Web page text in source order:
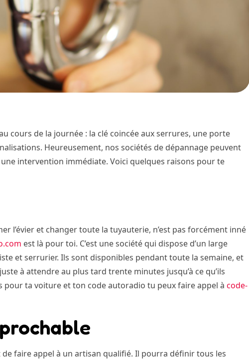
cours de la journée : la clé coincée aux serrures, une porte
Heureusement, nos sociétés de dépannage peuvent
intervention immédiate. Voici quelques raisons pour te
l’évier et changer toute la tuyauterie, n’est pas forcément inné
est là pour toi. C’est une société qui dispose d’un large
et serrurier. Ils sont disponibles pendant toute la semaine, et
à attendre au plus tard trente minutes jusqu’à ce qu’ils
pour ta voiture et ton code autoradio tu peux faire appel à code-
faire appel à un artisan qualifié. Il pourra définir tous les